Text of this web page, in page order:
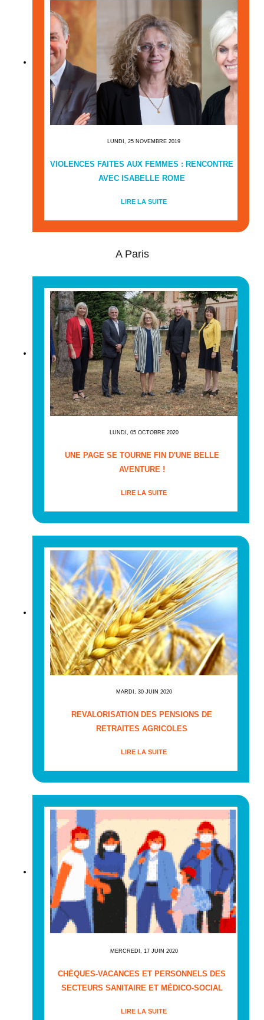
LUNDI, 25 NOVEMBRE 2019
VIOLENCES FAITES AUX FEMMES : RENCONTRE
AVEC ISABELLE ROME
LIRE LA SUITE
A Paris
LUNDI, 05 OCTOBRE 2020
UNE PAGE SE TOURNE FIN D'UNE BELLE
AVENTURE !
LIRE LA SUITE
MARDI, 30 JUIN 2020
REVALORISATION DES PENSIONS DE
RETRAITES AGRICOLES
LIRE LA SUITE
MERCREDI, 17 JUIN 2020
CHÈQUES-VACANCES ET PERSONNELS DES
SECTEURS SANITAIRE ET MÉDICO-SOCIAL
LIRE LA SUITE